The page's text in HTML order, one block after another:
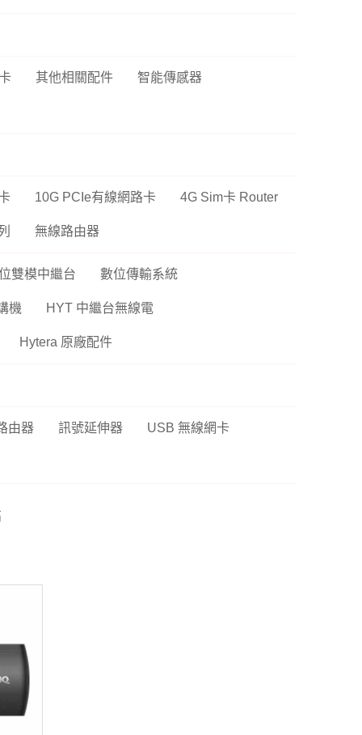
享器
供電交換器
其他相關配件 智能傳感器
10G PCIe有線網路卡 4G Sim卡 Router
無線路由器
雙模中繼台 數位傳輸系統
機 HYT 中繼台無線電
Hytera 原廠配件
由器 訊號延伸器 USB 無線網卡